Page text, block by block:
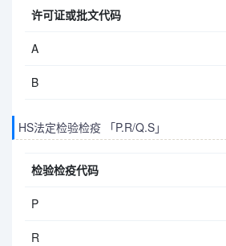
许可证或批文代码
A
B
HS法定检验检疫 「P.R/Q.S」
检验检疫代码
P
R